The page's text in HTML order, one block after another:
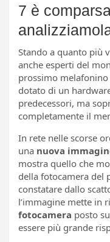
7 è
Stando a quanto più
anche esperti del
prossimo
dotato di un
predecessori, ma
completamente il
In rete nelle scorse
una nuova
mostra quello che
della fotocamera del
constatare dallo
l’immagine mette in
fotocamera posto
essere più grande